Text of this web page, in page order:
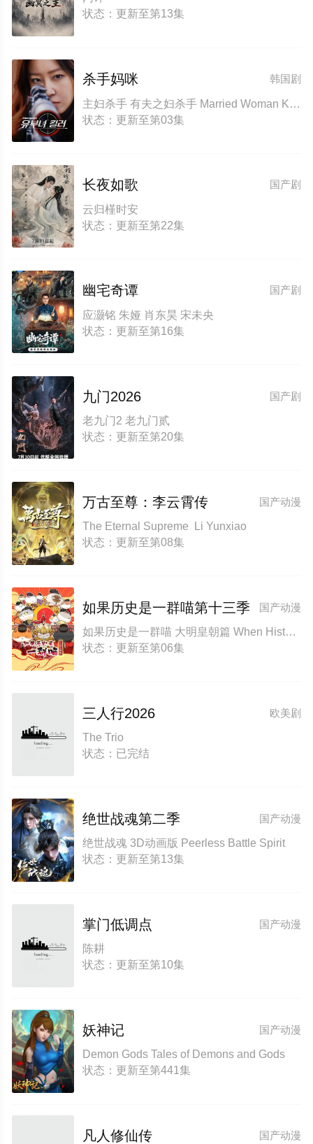
状态：更新至第13集
韩国剧
杀手妈咪
主妇杀手 有夫之妇杀手 Married Woman Killer A Bona Fide Killer
状态：更新至第03集
国产剧
长夜如歌
云归槿时安
状态：更新至第22集
国产剧
幽宅奇谭
应灏铭 朱娅 肖东昊 宋未央
状态：更新至第16集
国产剧
九门2026
老九门2 老九门贰
状态：更新至第20集
国产动漫
万古至尊：李云霄传
The Eternal Supreme Li Yunxiao
状态：更新至第08集
国产动漫
如果历史是一群喵第十三季
如果历史是一群喵 大明皇朝篇 When History Meows 13
状态：更新至第06集
欧美剧
三人行2026
The Trio
状态：已完结
国产动漫
绝世战魂第二季
绝世战魂 3D动画版 Peerless Battle Spirit
状态：更新至第13集
国产动漫
掌门低调点
陈耕
状态：更新至第10集
国产动漫
妖神记
Demon Gods Tales of Demons and Gods
状态：更新至第441集
国产动漫
凡人修仙传